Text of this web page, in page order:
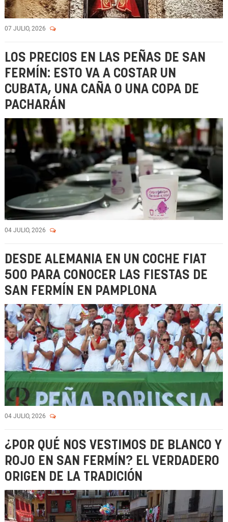
07 JULIO, 2026
LOS PRECIOS EN LAS PEÑAS DE SAN
FERMÍN: ESTO VA A COSTAR UN
CUBATA, UNA CAÑA O UNA COPA DE
PACHARÁN
04 JULIO, 2026
DESDE ALEMANIA EN UN COCHE FIAT
500 PARA CONOCER LAS FIESTAS DE
SAN FERMÍN EN PAMPLONA
04 JULIO, 2026
¿POR QUÉ NOS VESTIMOS DE BLANCO Y
ROJO EN SAN FERMÍN? EL VERDADERO
ORIGEN DE LA TRADICIÓN